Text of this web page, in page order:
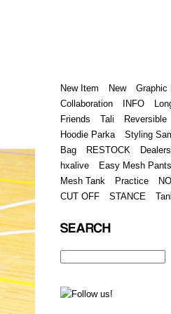
New Item New Graphic
Collaboration
INFO
Friends
Tali Reversible
Hoodie Parka
Styling
Bag
RESTOCK Dealers
hxalive
Easy Mesh Pants
Mesh Tank
Practice
CUT OFF
STANCE